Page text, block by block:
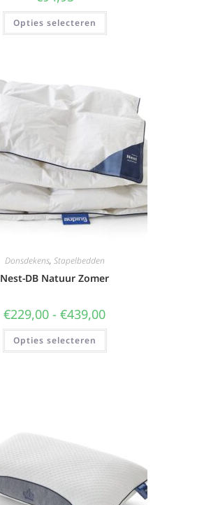
Opties selecteren
Donsdekens, Stapelbedden
Nest-DB Natuur Zomer
€229,00 - €439,00
Opties selecteren